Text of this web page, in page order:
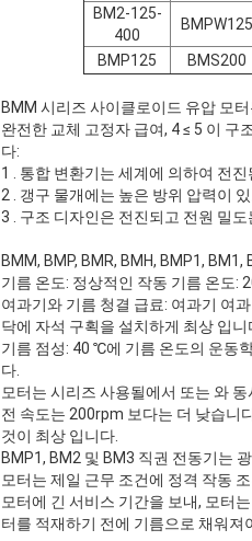
BM2-125-
400
BMPW125
BMP125 BMS200
BMM 시리즈 사이클로이드 유압 모
완전한 교체 고정자 급여, 4 ≤ 5 이 구
다:
1 . 통합 변환기는 세계에 의하여 전
2 . 갱구 물개에는 높은 방위 압력이
3 . 구조 디자인은 전진되고 전원 밀도
BMM, BMP, BMR, BMH, BMP1,
기름 온도: 정상적인 작동 기름 온도
여과기와 기름 청결 급료: 여과기 여
닥에 자석 구획을 설치하게 최상 입
기름 점성: 40 ℃에 기름 온도의 운동
다.
모터는 시리즈 사용될에서 또는 와
전 속도는 200rpm 보다는 더 낮습니
것이 최상 입니다.
BMP1, BM2 및 BM3 직권 전동기는
모터는 제일 근무 조건에 정격 작동
모터에 긴 서비스 기간을 보내, 모터
터를 적재하기 전에 기름으로 채워져